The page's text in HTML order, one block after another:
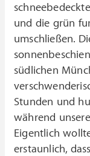
und die grün
umschließen.
südlichen
Stunden und
während
Eigentlich
erstaunlich,